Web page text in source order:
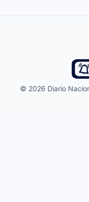
© 2026 Diario